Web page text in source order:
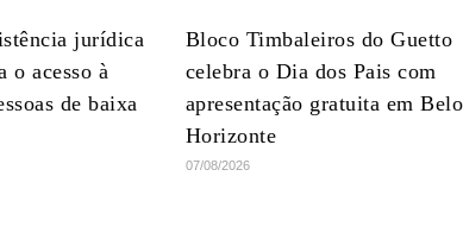
jurídica
o acesso à
de baixa
Bloco Timbaleiros do Guetto
celebra o Dia dos Pais com
apresentação gratuita em Belo
Horizonte
07/08/2026